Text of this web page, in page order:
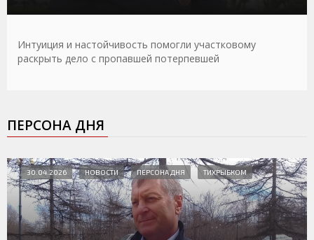
Интуиция и настойчивость помогли участковому
раскрыть дело с пропавшей потерпевшей
ПЕРСОНА ДНЯ
30.04.2026 НОВОСТИ ПЕРСОНА ДНЯ ТИХРЫБКОМ